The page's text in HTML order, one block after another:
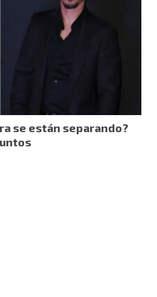
se están separando?